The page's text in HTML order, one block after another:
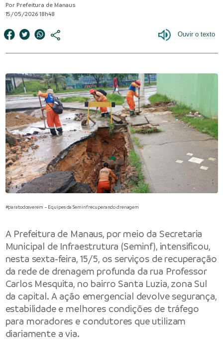
Por Prefeitura de Manaus
15/05/2026 18h48
#paratodosverem – Equipes da Seminf recuperando drenagem
A Prefeitura de Manaus, por meio da Secretaria
Municipal de Infraestrutura (Seminf), intensificou,
nesta sexta-feira, 15/5, os serviços de recuperação
da rede de drenagem profunda da rua Professor
Carlos Mesquita, no bairro Santa Luzia, zona Sul
da capital. A ação emergencial devolve segurança,
estabilidade e melhores condições de tráfego
para moradores e condutores que utilizam
diariamente a via.